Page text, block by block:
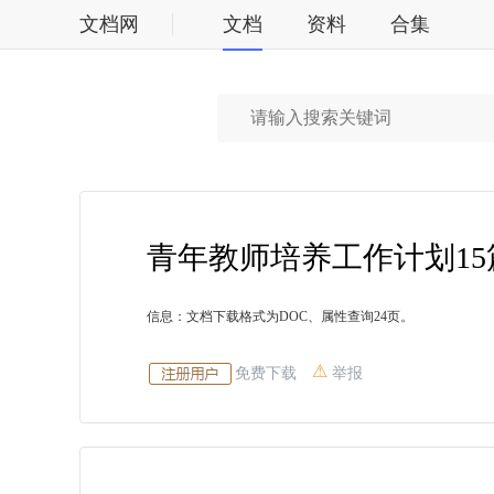
文档网 文档 资料 合集
青年教师培养工作计划15
信息：文档下载格式为DOC、属性查询24页。
免费下载 举报